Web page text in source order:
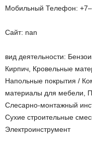
Мобильный Телефон:
Сайт: nan
вид деятельности:
Кирпич, Кровельные
Напольные покрытия /
материалы для мебели,
Слесарно-монтажный
Сухие строительные
Электроинструмент